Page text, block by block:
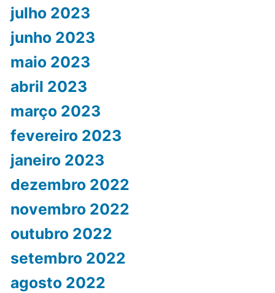
julho 2023
junho 2023
maio 2023
abril 2023
março 2023
fevereiro 2023
janeiro 2023
dezembro 2022
novembro 2022
outubro 2022
setembro 2022
agosto 2022